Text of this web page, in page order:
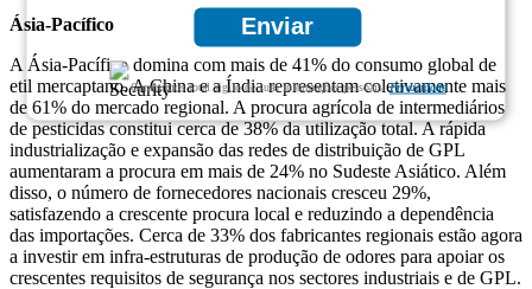
Enviar
Garantimos total sigilo de suas informações pessoais.Privacidade
Ásia-Pacífico
A Ásia-Pacífico domina com mais de 41% do consumo global de
etil mercaptano. A China e a Índia representam coletivamente mais
de 61% do mercado regional. A procura agrícola de intermediários
de pesticidas constitui cerca de 38% da utilização total. A rápida
industrialização e expansão das redes de distribuição de GPL
aumentaram a procura em mais de 24% no Sudeste Asiático. Além
disso, o número de fornecedores nacionais cresceu 29%,
satisfazendo a crescente procura local e reduzindo a dependência
das importações. Cerca de 33% dos fabricantes regionais estão agora
a investir em infra-estruturas de produção de odores para apoiar os
crescentes requisitos de segurança nos sectores industriais e de GPL.